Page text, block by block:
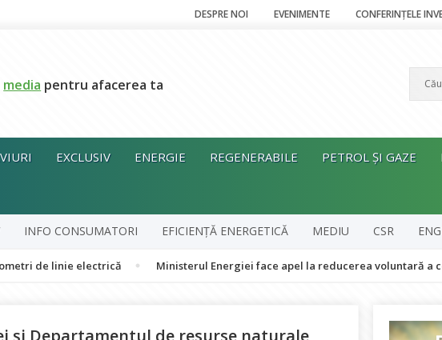
DESPRE NOI EVENIMENTE CONFERINȚELE
media pentru afacerea ta
EXCLUSIV ENERGIE REGENERABILE PETROL ȘI GAZE
INFO CONSUMATORI EFICIENȚĂ ENERGETICĂ MEDIU CSR
electrică Ministerul Energiei face apel la reducerea voluntară a consumului
și Departamentul de resurse naturale